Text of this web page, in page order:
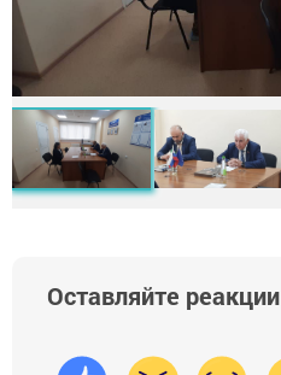
Оставляйте реакции